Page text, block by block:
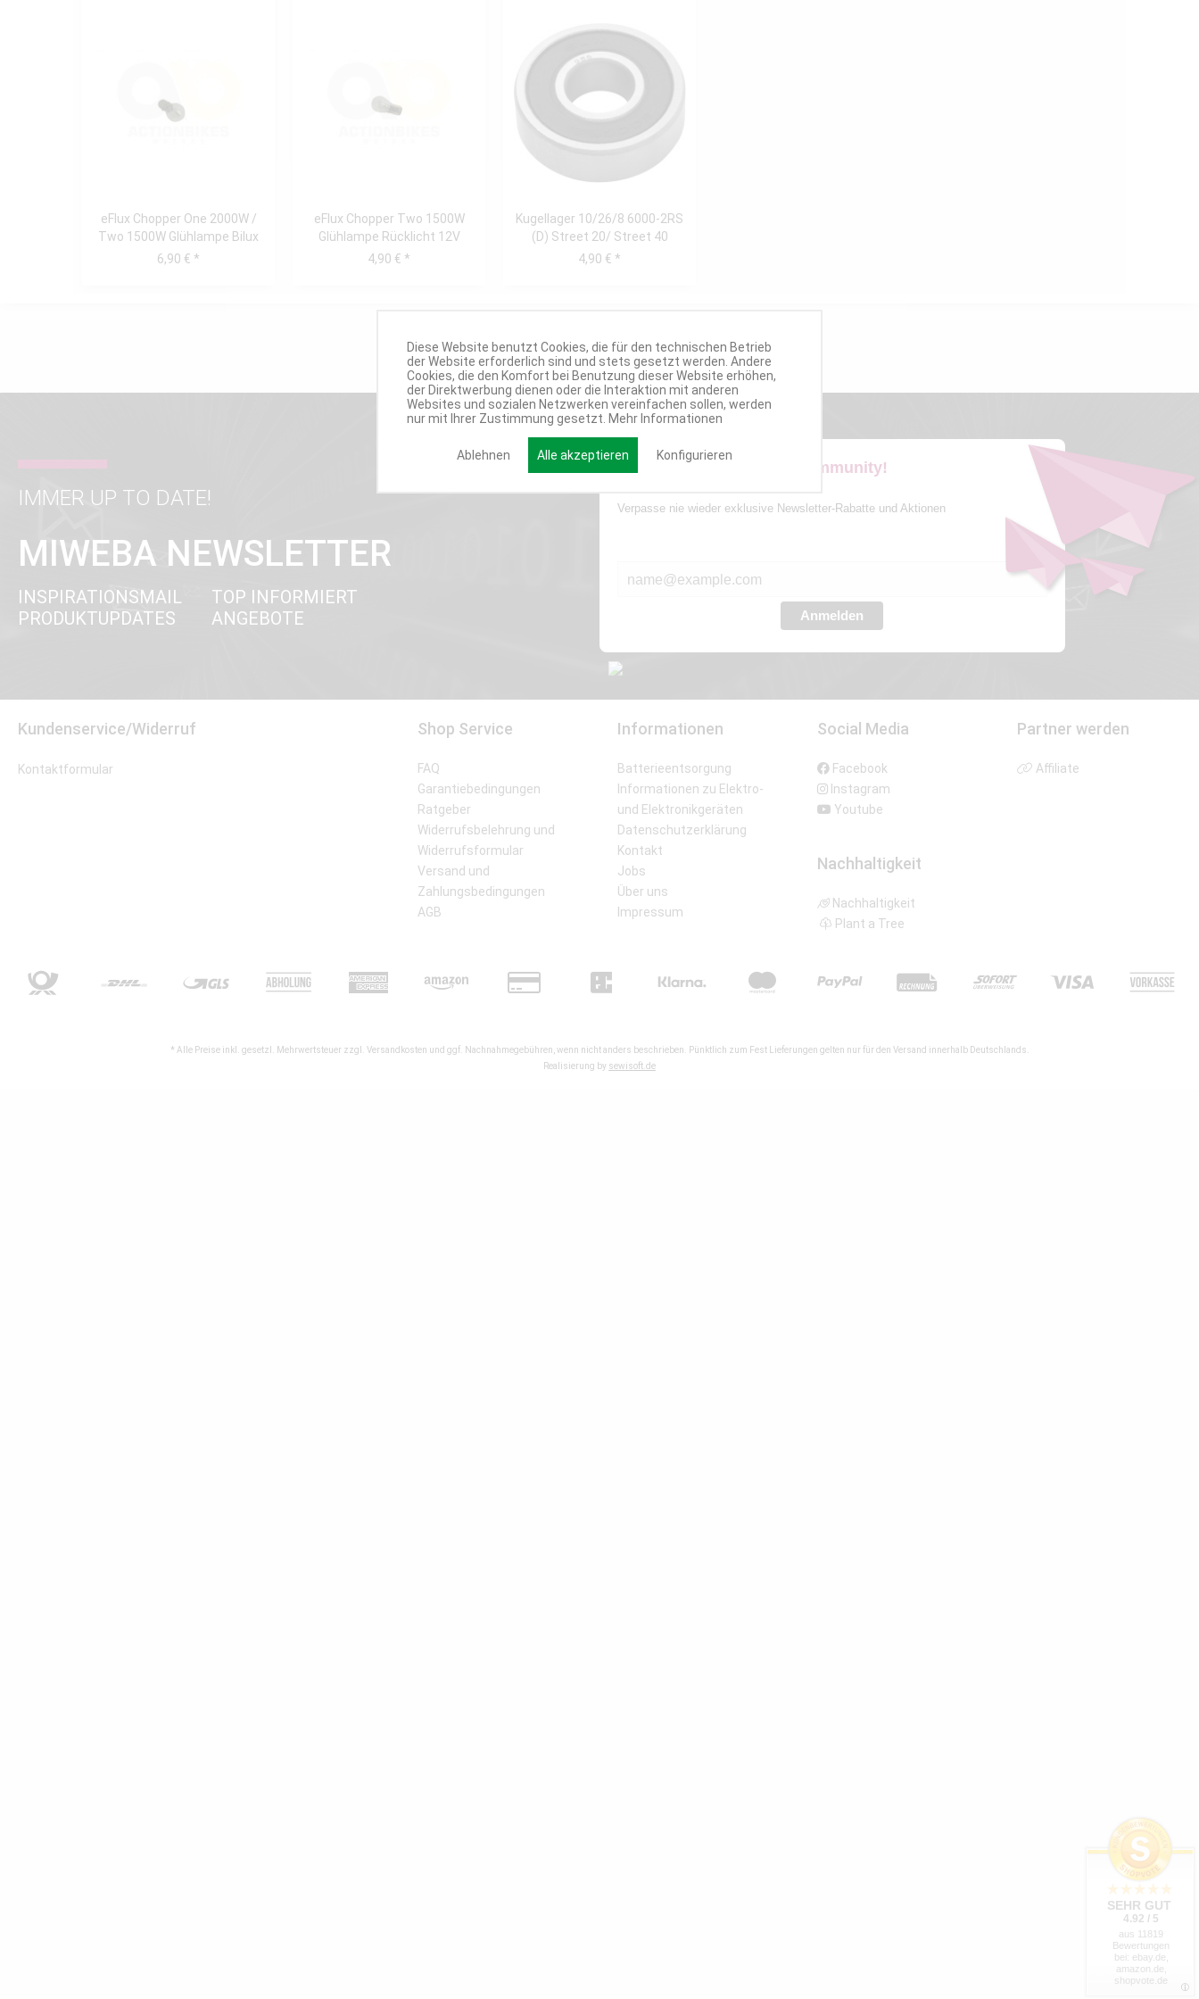
eFlux Chopper One 2000W /
Two 1500W Glühlampe Bilux
12V 35/35W...
6,90 € *
eFlux Chopper Two 1500W
Glühlampe Rücklicht 12V
21/5W
4,90 € *
Kugellager 10/26/8 6000-2RS
(D) Street 20/ Street 40
4,90 € *
IMMER UP TO DATE!
MIWEBA NEWSLETTER
INSPIRATIONSMAIL
PRODUKTUPDATES
TOP INFORMIERT
ANGEBOTE
Werde Teil der Miweba Community!
Verpasse nie wieder exklusive Newsletter-Rabatte und Aktionen
Anmelden
Kundenservice/Widerruf
Kontaktformular
Shop Service
FAQ
Garantiebedingungen
Ratgeber
Widerrufsbelehrung und
Widerrufsformular
Versand und
Zahlungsbedingungen
AGB
Informationen
Batterieentsorgung
Informationen zu Elektro-
und Elektronikgeräten
Datenschutzerklärung
Kontakt
Jobs
Über uns
Impressum
Social Media
Facebook
Instagram
Youtube
Nachhaltigkeit
Nachhaltigkeit
Plant a Tree
Partner werden
Affiliate
* Alle Preise inkl. gesetzl. Mehrwertsteuer zzgl. Versandkosten und ggf. Nachnahmegebühren, wenn nicht anders beschrieben. Pünktlich zum Fest Lieferungen gelten nur für den Versand innerhalb Deutschlands.
Realisierung by sewisoft.de
Diese Website benutzt Cookies, die für den technischen Betrieb
der Website erforderlich sind und stets gesetzt werden. Andere
Cookies, die den Komfort bei Benutzung dieser Website erhöhen,
der Direktwerbung dienen oder die Interaktion mit anderen
Websites und sozialen Netzwerken vereinfachen sollen, werden
nur mit Ihrer Zustimmung gesetzt. Mehr Informationen
Ablehnen Alle akzeptieren Konfigurieren
SEHR GUT
4.92 / 5
aus 11819
Bewertungen
bei: ebay.de,
amazon.de,
shopvote.de